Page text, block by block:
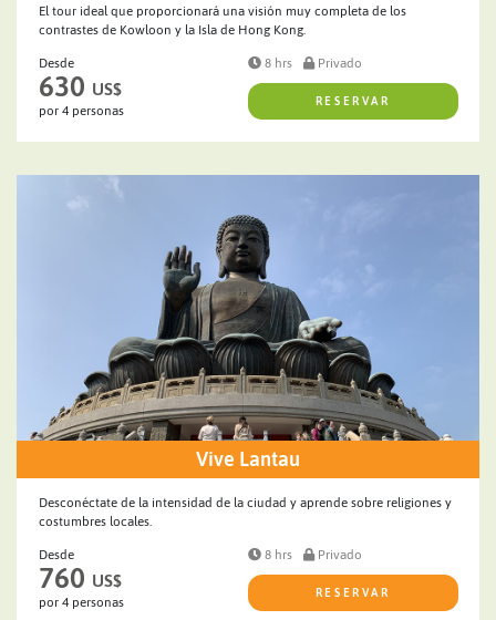
El tour ideal que proporcionará una visión muy completa de los
contrastes de Kowloon y la Isla de Hong Kong.
Desde
630 US$
por 4 personas
8 hrs Privado
RESERVAR
Vive Lantau
Desconéctate de la intensidad de la ciudad y aprende sobre religiones y
costumbres locales.
Desde
760 US$
por 4 personas
8 hrs Privado
RESERVAR